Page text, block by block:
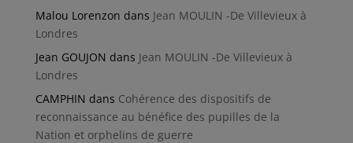
Malou Lorenzon dans Jean MOULIN -De Villevieux à
Londres
Jean GOUJON dans Jean MOULIN -De Villevieux à
Londres
CAMPHIN dans Cohérence des dispositifs de
reconnaissance au bénéfice des pupilles de la
Nation et orphelins de guerre